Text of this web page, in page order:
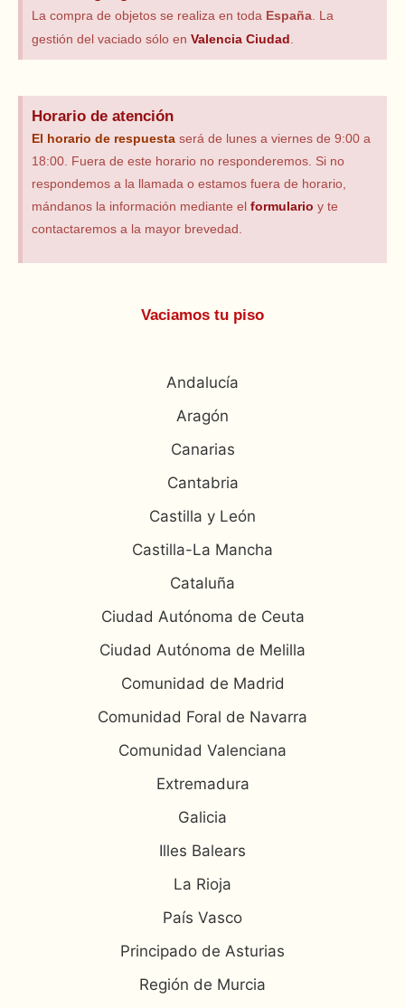
La compra de objetos se realiza en toda España . La
gestión del vaciado sólo en Valencia Ciudad
Horario de atención
El horario de respuesta será de lunes a viernes de 9:00 a
18:00. Fuera de este horario no responderemos. Si no
respondemos a la llamada o estamos fuera de horario,
mándanos la información mediante el formulario y te
contactaremos a la mayor brevedad.
Vaciamos tu piso
Andalucía
Aragón
Canarias
Cantabria
Castilla y León
Castilla-La Mancha
Cataluña
Ciudad Autónoma de Ceuta
Ciudad Autónoma de Melilla
Comunidad de Madrid
Comunidad Foral de Navarra
Comunidad Valenciana
Extremadura
Galicia
Illes Balears
La Rioja
País Vasco
Principado de Asturias
Región de Murcia